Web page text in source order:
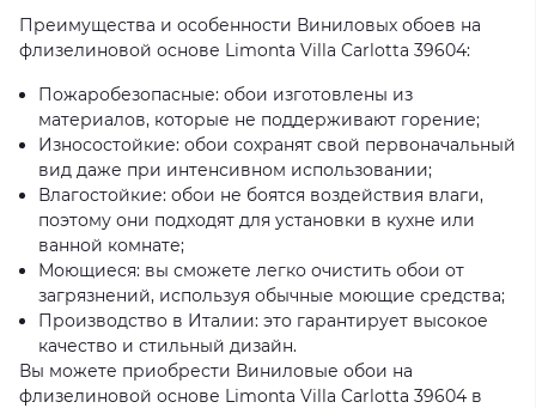
Преимущества и особенности Виниловых обоев на
флизелиновой основе Limonta Villa Carlotta 39604:
Пожаробезопасные: обои изготовлены из
материалов, которые не поддерживают горение;
Износостойкие: обои сохранят свой первоначальный
вид даже при интенсивном использовании;
Влагостойкие: обои не боятся воздействия влаги,
поэтому они подходят для установки в кухне или
ванной комнате;
Моющиеся: вы сможете легко очистить обои от
загрязнений, используя обычные моющие средства;
Производство в Италии: это гарантирует высокое
качество и стильный дизайн.
Вы можете приобрести Виниловые обои на
флизелиновой основе Limonta Villa Carlotta 39604 в